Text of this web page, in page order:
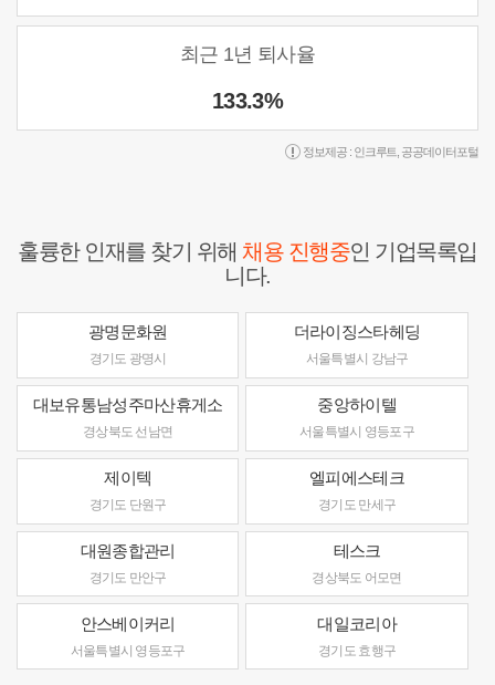
최근 1년 퇴사율
133.3%
정보제공 : 인크루트 공공데이터포털
훌륭한 인재를 찾기 위해채용 진행중인 기업목록입
니다.
광명문화원
경기도 광명시
더라이징스타헤딩
서울특별시 강남구
대보유통남성주마산휴게소
경상북도 선남면
중앙하이텔
서울특별시 영등포구
제이텍
경기도 단원구
엘피에스테크
경기도 만세구
대원종합관리
경기도 만안구
테스크
경상북도 어모면
안스베이커리
서울특별시 영등포구
대일코리아
경기도 효행구